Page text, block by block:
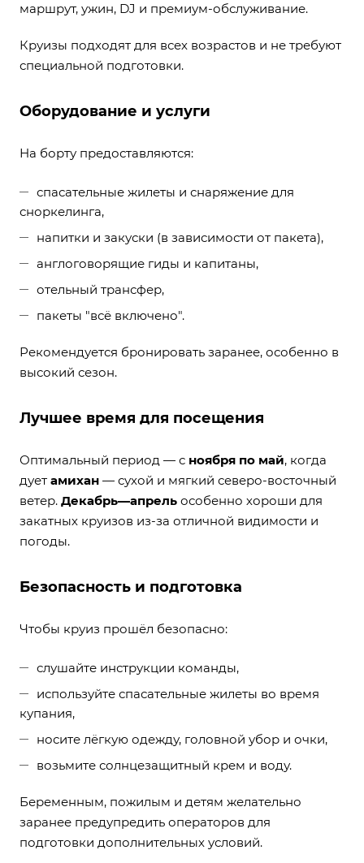
маршрут, ужин, DJ и премиум-обслуживание.
Круизы подходят для всех возрастов и не требуют
специальной подготовки.
Оборудование и услуги
На борту предоставляются:
спасательные жилеты и снаряжение для
сноркелинга,
напитки и закуски (в зависимости от пакета),
англоговорящие гиды и капитаны,
отельный трансфер,
пакеты "всё включено".
Рекомендуется бронировать заранее, особенно в
высокий сезон.
Лучшее время для посещения
Оптимальный период — с ноября по май, когда
дует амихан — сухой и мягкий северо-восточный
ветер. Декабрь—апрель особенно хороши для
закатных круизов из-за отличной видимости и
погоды.
Безопасность и подготовка
Чтобы круиз прошёл безопасно:
слушайте инструкции команды,
используйте спасательные жилеты во время
купания,
носите лёгкую одежду, головной убор и очки,
возьмите солнцезащитный крем и воду.
Беременным, пожилым и детям желательно
заранее предупредить операторов для
подготовки дополнительных условий.